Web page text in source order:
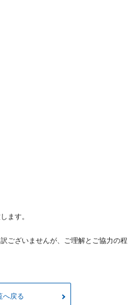
ます。
ございませんが、ご理解とご協力の程
へ戻る